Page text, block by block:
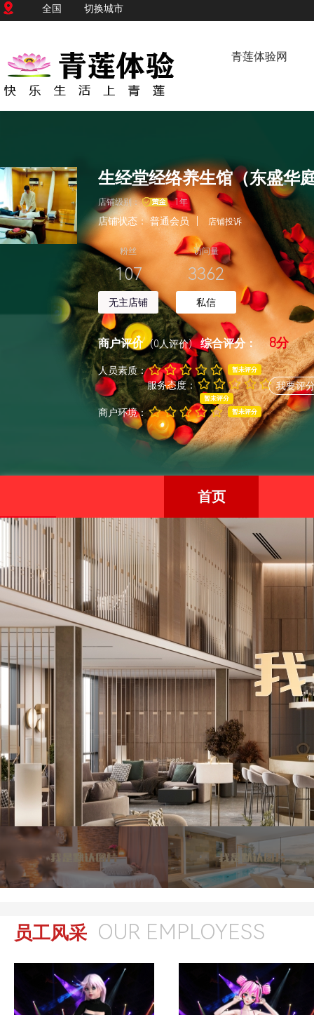
全国 切换城市
青莲体验网
生经堂经络养生馆（东盛华
店铺级别： 1年
店铺状态：普通会员 店铺投诉
粉丝
107
无主店铺
访问量
3362
私信
商户评价 (0人评价)综合评分： 8分
人员素质： 暂未评分
服务态度：
暂未评分
商户环境： 暂未评分
我要评
首页
员工风采 OUR EMPLOYESS